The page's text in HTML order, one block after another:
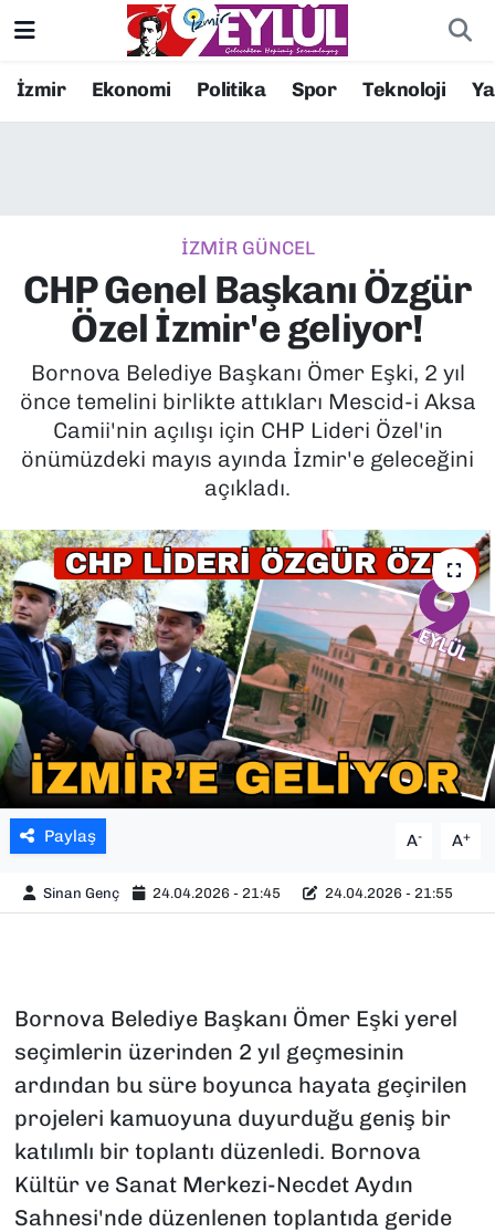
İzmir Ekonomi Politika Spor Teknoloji
İZMİR GÜNCEL
CHP Genel Başkanı Özgür
Özel İzmir'e geliyor!
Bornova Belediye Başkanı Ömer Eşki, 2 yıl
önce temelini birlikte attıkları Mescid-i Aksa
Camii'nin açılışı için CHP Lideri Özel'in
önümüzdeki mayıs ayında İzmir'e geleceğini
açıkladı.
Paylaş A- A+
Sinan Genç 24.04.2026 - 21:45 24.04.2026 - 21:55
Bornova Belediye Başkanı Ömer Eşki yerel
seçimlerin üzerinden 2 yıl geçmesinin
ardından bu süre boyunca hayata geçirilen
projeleri kamuoyuna duyurduğu geniş bir
katılımlı bir toplantı düzenledi. Bornova
Kültür ve Sanat Merkezi-Necdet Aydın
Sahnesi'nde düzenlenen toplantıda geride
Resmi İlanlar
EKONOMİ
KÜLTÜR SANAT
MAGAZİN
SAĞLIK
SPOR
TEKNOLOJİ
YAŞAM
YEREL YÖNETİMLER
Konak Nöbetçi Eczaneler
Süper Lig Puan Durumu ve Fikstür
Tüm Manşetler
Son Dakika Haberleri
Haber Arşivi